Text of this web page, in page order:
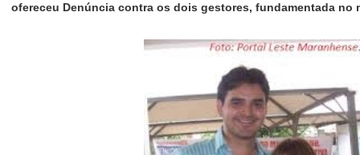
ofereceu Denúncia contra os dois gestores, fundamentada no